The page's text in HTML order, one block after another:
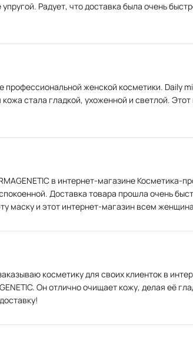
Радует, что доставка была очень
профессиональной женской косметики. Daily
стала гладкой, ухоженной и светлой.
в интернет-магазине Косметика-
Доставка товара прошла очень
маску и этот интернет-магазин всем
косметику для своих клиенток в
Он отлично очищает кожу, делая её